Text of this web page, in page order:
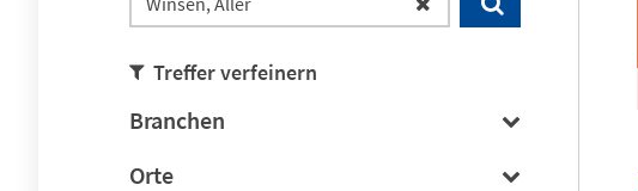
Treffer verfeinern
Branchen
Orte